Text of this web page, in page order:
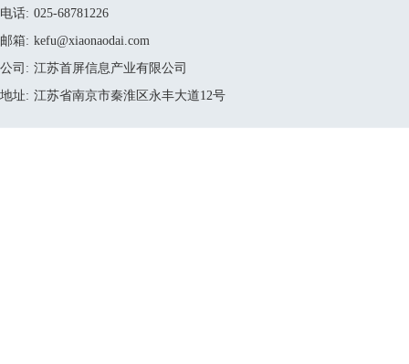
电话: 025-68781226
邮箱: kefu@xiaonaodai.com
公司: 江苏首屏信息产业有限公司
地址: 江苏省南京市秦淮区永丰大道12号